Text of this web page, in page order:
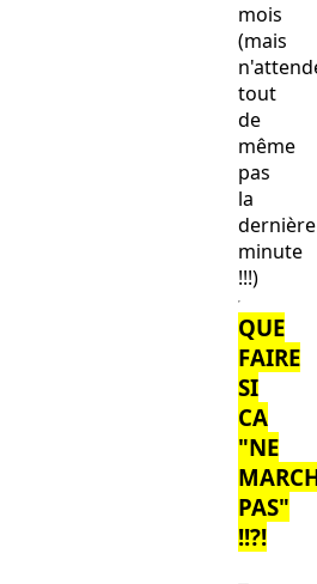
mois
(mais
tout
de
même
pas
la
dernière
minute
!!!)
QUE
FAIRE
SI
CA
"NE
PAS"
!!?!